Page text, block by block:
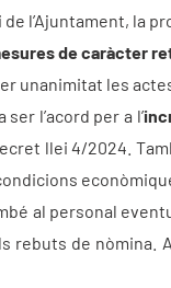
l’Ajuntament, la
de caràcter
unanimitat les
l’acord per a l’
llei 4/2024.
al personal
rebuts de nòmina.